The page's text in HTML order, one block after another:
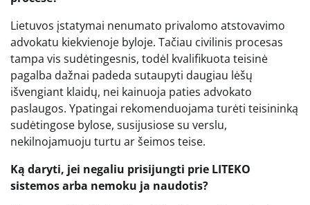
Lietuvos įstatymai nenumato privalomo atstovavimo
advokatu kiekvienoje byloje. Tačiau civilinis procesas
tampa vis sudėtingesnis, todėl kvalifikuota teisinė
pagalba dažnai padeda sutaupyti daugiau lėšų
išvengiant klaidų, nei kainuoja paties advokato
paslaugos. Ypatingai rekomenduojama turėti teisininką
sudėtingose bylose, susijusiose su verslu,
nekilnojamuoju turtu ar šeimos teise.
Ką daryti, jei negaliu prisijungti prie LITEKO
sistemos arba nemoku ja naudotis?